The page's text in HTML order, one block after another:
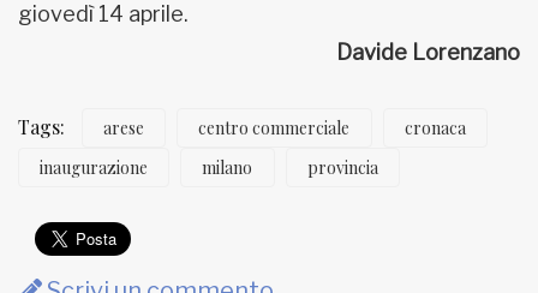
giovedì 14 aprile.
Davide Lorenzano
Tags: arese centro commerciale
cronaca
inaugurazione
milano provincia